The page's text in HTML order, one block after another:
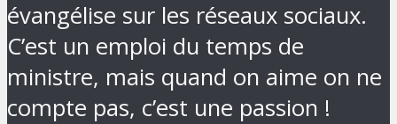
évangélise sur les réseaux sociaux.
C’est un emploi du temps de
ministre, mais quand on aime on ne
compte pas, c’est une passion !